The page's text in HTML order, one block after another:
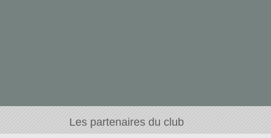
Les partenaires du club